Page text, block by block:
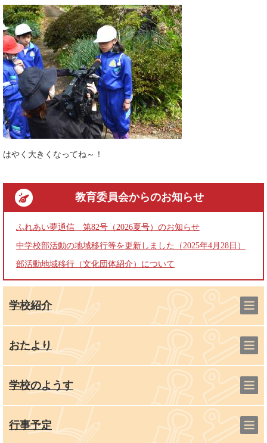
はやく大きくなってね～！
教育委員会からのお知らせ
ふれあい夢通信 第82号（2026夏号）のお知らせ
中学校部活動の地域移行等を更新しました（2025年4月28日）
部活動地域移行（文化団体紹介）について
学校紹介
おたより
学校のようす
行事予定